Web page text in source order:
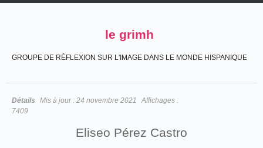
le grimh
GROUPE DE RÉFLEXION SUR L'IMAGE DANS LE MONDE HISPANIQUE
Détails Mis à jour : 24 novembre 2021
Affichages :
7409
Eliseo Pérez Castro